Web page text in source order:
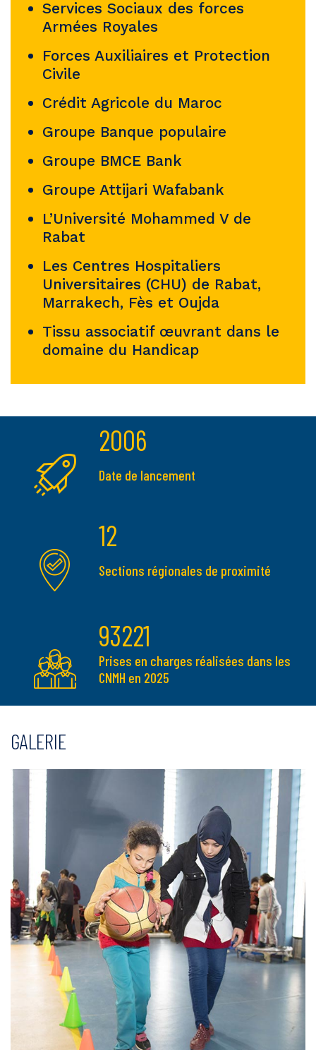
Services Sociaux des forces
Armées Royales
Forces Auxiliaires et Protection
Civile
Crédit Agricole du Maroc
Groupe Banque populaire
Groupe BMCE Bank
Groupe Attijari Wafabank
L’Université Mohammed V de
Rabat
Les Centres Hospitaliers
Universitaires (CHU) de Rabat,
Marrakech, Fès et Oujda
Tissu associatif œuvrant dans le
domaine du Handicap
2006
Date de lancement
12
Sections régionales de proximité
93221
Prises en charges réalisées dans les
CNMH en 2025
GALERIE